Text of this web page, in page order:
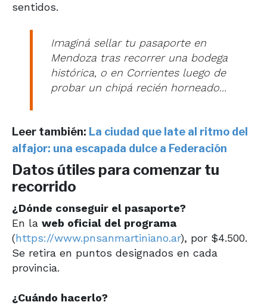
sentidos.
Imaginá sellar tu pasaporte en
Mendoza tras recorrer una bodega
histórica, o en Corrientes luego de
probar un chipá recién horneado...
Leer también: La ciudad que late al ritmo del
alfajor: una escapada dulce a Federación
Datos útiles para comenzar tu
recorrido
¿Dónde conseguir el pasaporte?
En la web oficial del programa
(https://www.pnsanmartiniano.ar), por $4.500.
Se retira en puntos designados en cada
provincia.
¿Cuándo hacerlo?